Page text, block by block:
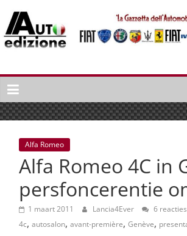
naar
inhoud
Auto
Edizione
La
Gazetta
dell'Automobile
Italiana
autonieuws
lifestyle
Alfa Romeo
Alfa Romeo 4C in
persfoncerentie
1 maart 2011 Lancia4Ever 6 reacties
4c, autosalon, avant-première, Genève,